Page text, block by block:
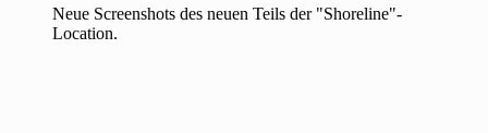
Neue Screenshots des neuen Teils der "Shoreline"-
Location.